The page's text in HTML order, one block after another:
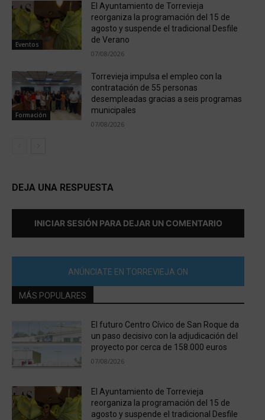
Eventos
El Ayuntamiento de Torrevieja
reorganiza la programación del 15 de
agosto y suspende el tradicional Desfile
de Verano
07/08/2026
Formación
Torrevieja impulsa el empleo con la
contratación de 55 personas
desempleadas gracias a seis programas
municipales
07/08/2026
DEJA UNA RESPUESTA
INICIAR SESIÓN PARA DEJAR UN COMENTARIO
ANÚNCIATE EN TORREVIEJA ON
MÁS POPULARES
El futuro Centro Cívico de San Roque da
un paso decisivo con la adjudicación del
proyecto por cerca de 158.000 euros
07/08/2026
El Ayuntamiento de Torrevieja
reorganiza la programación del 15 de
agosto y suspende el tradicional Desfile